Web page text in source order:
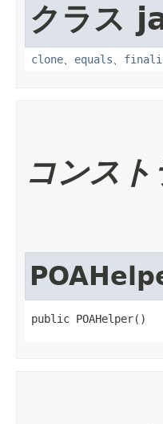
クラス
clone、 equals、
コンス
public POAHelper()